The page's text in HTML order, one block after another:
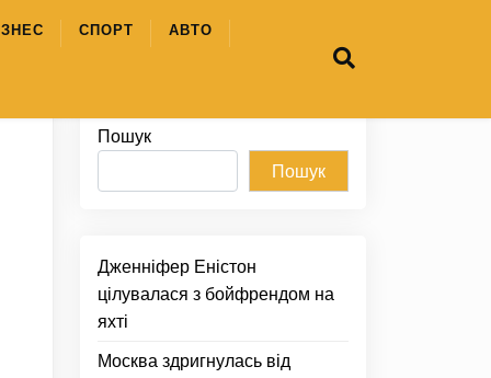
СПОРТ АВТО
Пошук
Пошук
Дженніфер Еністон
цілувалася з бойфрендом на
яхті
Москва здригнулась від